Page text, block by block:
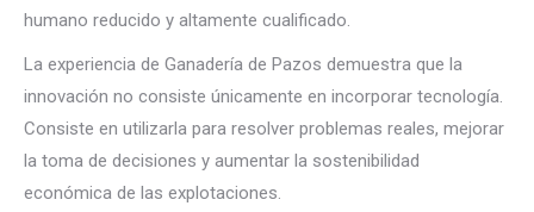
humano reducido y altamente cualificado.
La experiencia de Ganadería de Pazos demuestra que la
innovación no consiste únicamente en incorporar tecnología.
Consiste en utilizarla para resolver problemas reales, mejorar
la toma de decisiones y aumentar la sostenibilidad
económica de las explotaciones.